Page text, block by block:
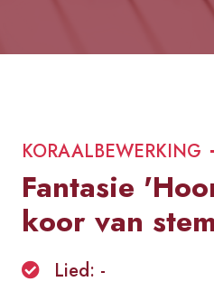
KORAALBEWERKING
Fantasie
koor van
Lied: -